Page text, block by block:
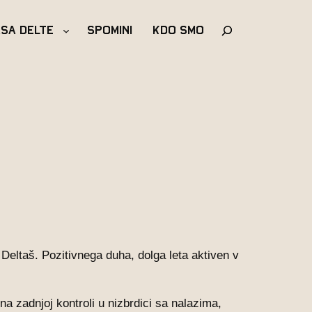
Delte Spomini Kdo Smo Išči
Pozitivnega duha, dolga leta aktiven v
zadnjoj kontroli u nizbrdici sa nalazima,